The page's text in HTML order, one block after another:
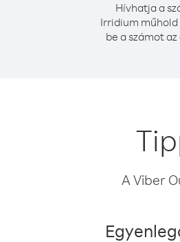
Hívhatja a
Irridium
be a számot
A Viber